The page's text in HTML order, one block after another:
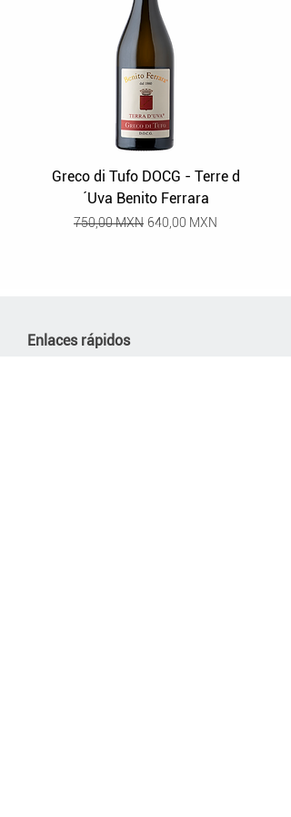
Greco di Tufo DOCG - Terre d
´Uva Benito Ferrara
Precio
750,00 MXN Precio de oferta
640,00 MXN
Enlaces rápidos